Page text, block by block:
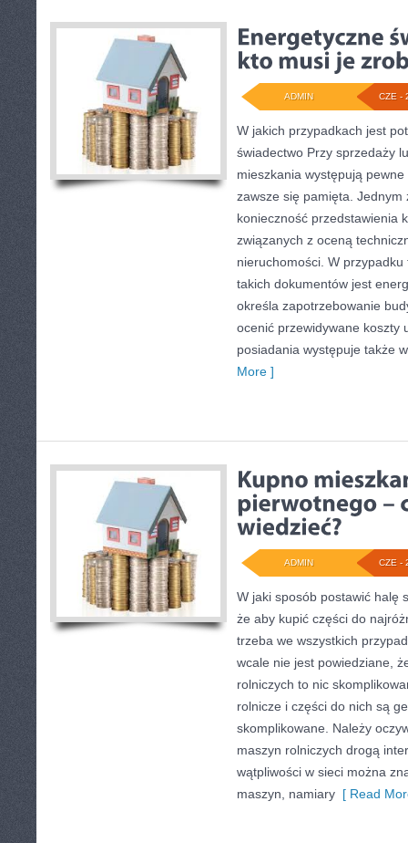
CZE -
ADMIN
W jakich przypadkach jest
świadectwo Przy sprzedaży
mieszkania występują
zawsze się pamięta. Jednym
konieczność przedstawienia
związanych z oceną
nieruchomości. W
takich dokumentów jest
określa zapotrzebowanie
ocenić przewidywane koszty
posiadania występuje także
More ]
CZE -
ADMIN
W jaki sposób postawić halę
że aby kupić części do
trzeba we wszystkich
wcale nie jest powiedziane,
rolniczych to nic
rolnicze i części do nich są
skomplikowane. Należy
maszyn rolniczych drogą
wątpliwości w sieci można
maszyn, namiary [ Read